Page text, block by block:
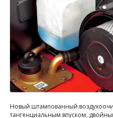
Новый штампованный
тангенциальным впуском,